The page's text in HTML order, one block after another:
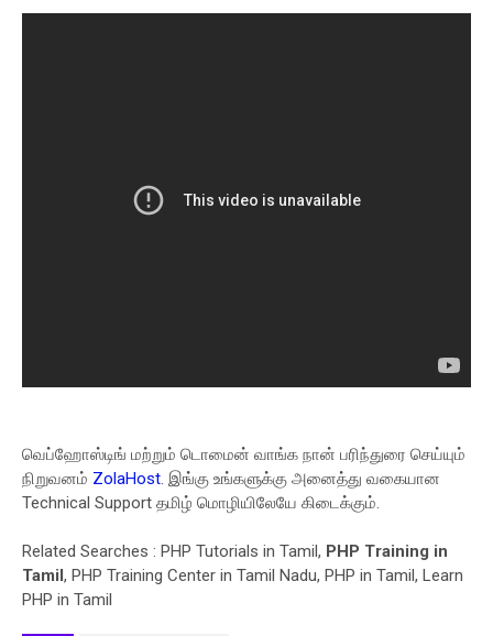
வெப்ஹோஸ்டிங் மற்றும் டொமைன் வாங்க நான் பரிந்துரை செய்யும்
நிறுவனம் ZolaHost. இங்கு உங்களுக்கு அனைத்து வகையான
Technical Support தமிழ் மொழியிலேயே கிடைக்கும்.
Related Searches : PHP Tutorials in Tamil, PHP Training in
Tamil, PHP Training Center in Tamil Nadu, PHP in Tamil, Learn
PHP in Tamil